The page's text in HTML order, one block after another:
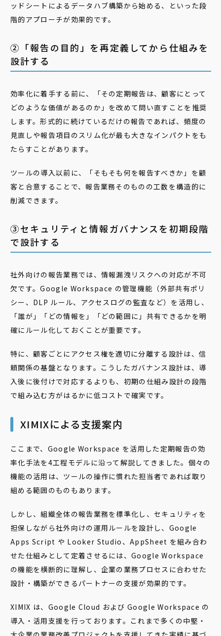
ッドシートによるデータハブ構築から始める、といった段
階的アプローチが効果的です。
②「報告の目的」を再定義してから仕組みを
設計する
効率化に着手する前に、「その定期報告は、顧客にとって
どのような価値があるのか」を改めて問い直すことを推奨
します。形式的に続けているだけの報告であれば、頻度の
見直しや報告項目のスリム化が最も大きなインパクトをも
たらすことがあります。
ツールの導入以前に、「そもそも何を報告すべきか」を顧
客と合意することで、報告業務そのものの工数を構造的に
削減できます。
③セキュリティと情報ガバナンスを初期段階
で設計する
社外向けの報告業務では、情報漏洩リスクへの対応が不可
欠です。Google Workspace の管理機能（外部共有ポリ
シー、DLP ルール、アクセスログの監査など）を活用し、
「誰が」「どの情報を」「どの範囲に」共有できるかを明
確にルール化しておくことが重要です。
特に、顧客ごとにアクセス権を適切に分離する設計は、信
頼関係の基盤となります。こうしたガバナンス設計は、導
入後に後付けで対応するよりも、初期の仕組み設計の段階
で組み込む方がはるかに低コストで確実です。
XIMIXによる支援案内
ここまで、Google Workspace を活用した定期報告の効
率化手法を4工程モデルに沿って解説してきました。個々の
機能の活用は、ツールの操作に慣れた担当者であれば取り
組める範囲のものもあります。
しかし、組織全体の報告業務を標準化し、セキュリティを
担保しながら社外向けの運用ルールを設計し、Google
Apps Script や Looker Studio、AppSheet を組み合わ
せた仕組みとして定着させるには、Google Workspace
の機能を横断的に理解し、企業の業務プロセスに合わせた
設計・構築ができるパートナーの支援が効果的です。
XIMIX は、Google Cloud および Google Workspace の
導入・活用支援を行っております。これまで多くの中堅・